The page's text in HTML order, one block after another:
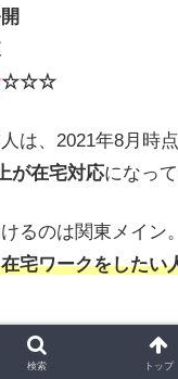
☆☆☆
は、2021年8月時
が在宅対応になっ
るのは関東メイン
宅ワークをしたい
検索 トップ